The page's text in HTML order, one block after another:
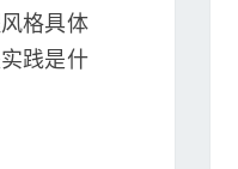
格具体
践是什